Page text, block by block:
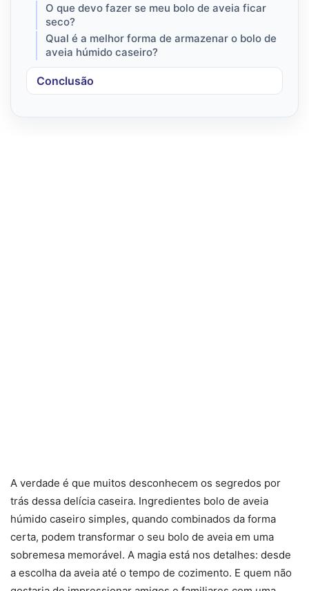
O que devo fazer se meu bolo de aveia ficar
seco?
Qual é a melhor forma de armazenar o bolo de
aveia húmido caseiro?
Conclusão
A verdade é que muitos desconhecem os segredos por
trás dessa delícia caseira. Ingredientes bolo de aveia
húmido caseiro simples, quando combinados da forma
certa, podem transformar o seu bolo de aveia em uma
sobremesa memorável. A magia está nos detalhes: desde
a escolha da aveia até o tempo de cozimento. E quem não